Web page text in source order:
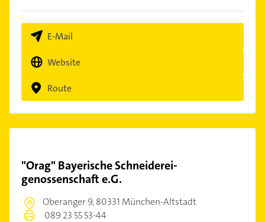
E-Mail
Website
Route
"Orag" Bayerische Schneiderei-
genossenschaft e.G.
Oberanger 9,80331 München-Altstadt
089 23 55 53-44